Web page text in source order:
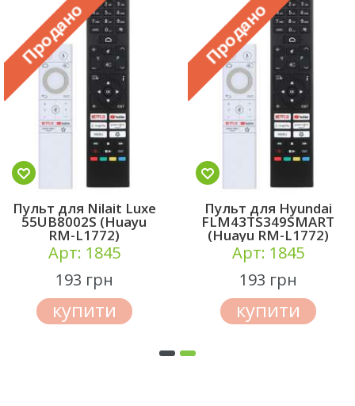
Пульт для Nilait Luxe
55UB8002S (Huayu
RM-L1772)
Арт: 1845
193 грн
купити
Пульт для Hyundai
FLM43TS349SMART
(Huayu RM-L1772)
Арт: 1845
193 грн
купити